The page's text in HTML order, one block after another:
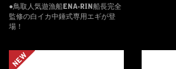
●鳥取人気遊漁船ENA-RIN船長完全
監修の白イカ中錘式専用エギが登
場！
NEW